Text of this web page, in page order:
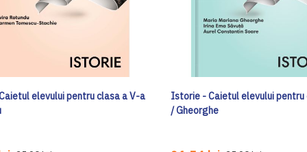
elevului pentru clasa a V-a
Istorie - Caietul elevului pentru
/ Gheorghe